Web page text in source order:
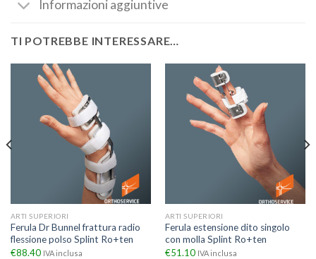
Informazioni aggiuntive
TI POTREBBE INTERESSARE…
ARTI SUPERIORI
Ferula Dr Bunnel frattura radio
flessione polso Splint Ro+ten
€88.40 IVA inclusa
ARTI SUPERIORI
Ferula estensione dito singolo
con molla Splint Ro+ten
€51.10 IVA inclusa